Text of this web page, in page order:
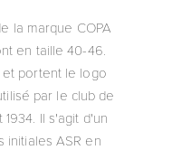
la marque COPA
en taille 40-46.
portent le logo
par le club de
Il s'agit d'un
initiales ASR en